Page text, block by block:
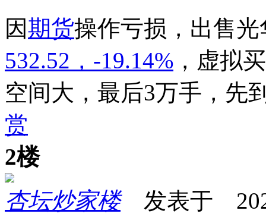
因期货操作亏损，出售光
532.52，-19.14% ， 虚拟
空间大，最后3万手，先
赏
2楼
杏坛炒家楼发表于